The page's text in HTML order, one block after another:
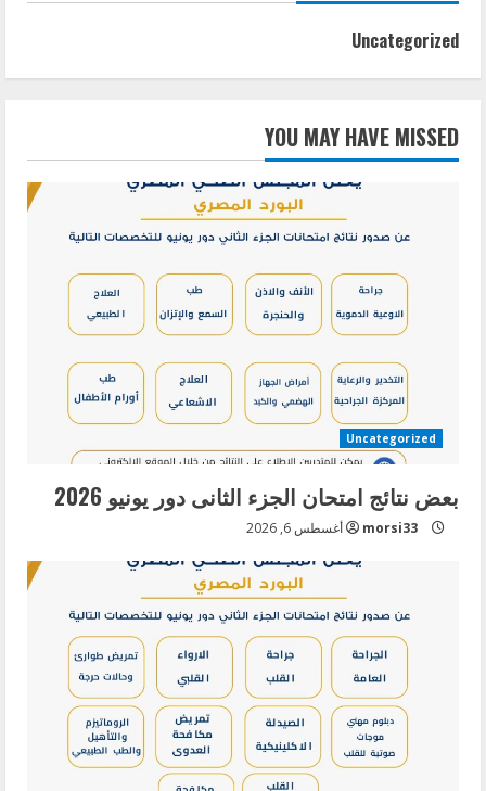
Uncategorized
YOU MAY HAVE MISSED
Uncategorized
بعض نتائج امتحان الجزء الثانى دور يونيو 2026
morsi33 أغسطس 6, 2026